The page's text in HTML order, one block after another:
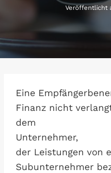
Veröffentlicht
Eine
Finanz nicht
dem
Unternehmer,
der Leistungen von
Subunternehmer